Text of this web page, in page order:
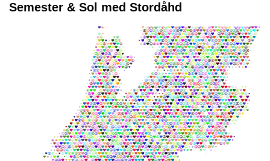
Semester & Sol med Stordåhd